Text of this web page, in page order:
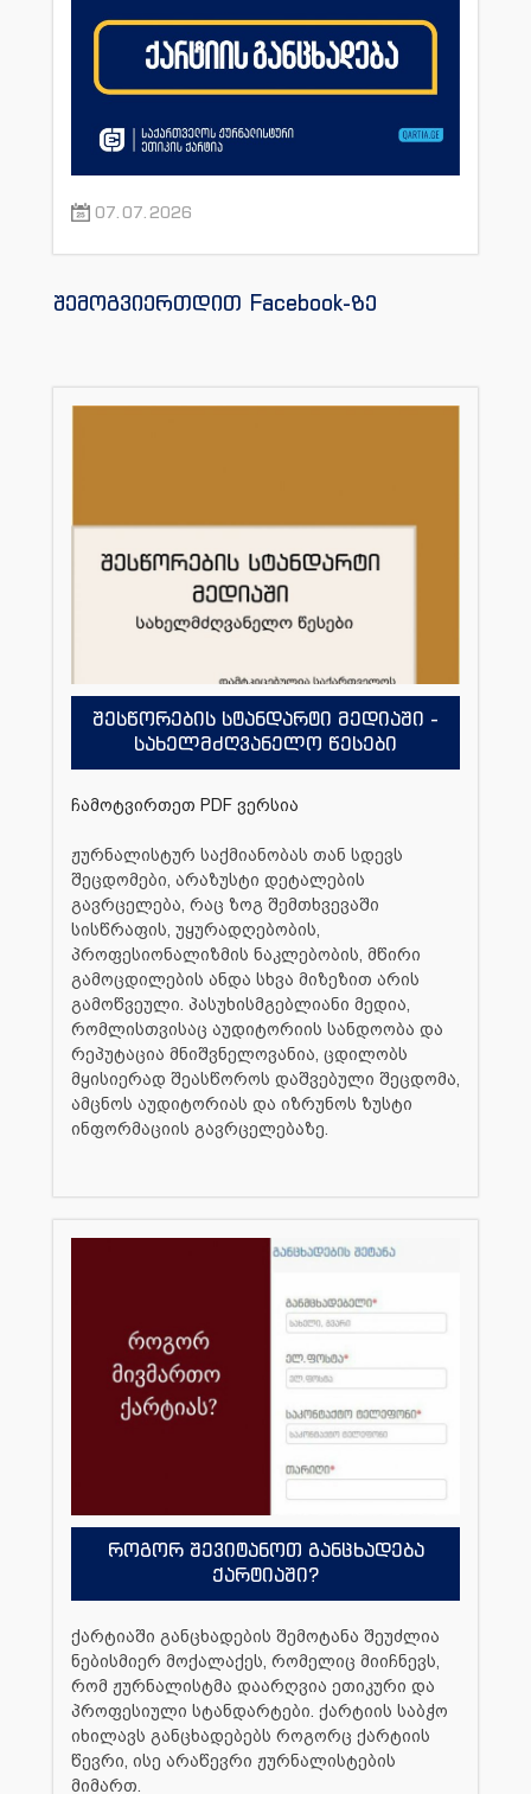
07.07.2026
შემოგვიერთდით Facebook-ზე
შესწორების სტანდარტი მედიაში -
სახელმძღვანელო წესები
ჩამოტვირთეთ PDF ვერსია
ჟურნალისტურ საქმიანობას თან სდევს
შეცდომები, არაზუსტი დეტალების
გავრცელება, რაც ზოგ შემთხვევაში
სისწრაფის, უყურადღებობის,
პროფესიონალიზმის ნაკლებობის, მწირი
გამოცდილების ანდა სხვა მიზეზით არის
გამოწვეული. პასუხისმგებლიანი მედია,
რომლისთვისაც აუდიტორიის სანდოობა და
რეპუტაცია მნიშვნელოვანია, ცდილობს
მყისიერად შეასწოროს დაშვებული შეცდომა,
ამცნოს აუდიტორიას და იზრუნოს ზუსტი
ინფორმაციის გავრცელებაზე.
როგორ შევიტანოთ განცხადება
ქარტიაში?
ქარტიაში განცხადების შემოტანა შეუძლია
ნებისმიერ მოქალაქეს, რომელიც მიიჩნევს,
რომ ჟურნალისტმა დაარღვია ეთიკური და
პროფესიული სტანდარტები. ქარტიის საბჭო
იხილავს განცხადებებს როგორც ქარტიის
წევრი, ისე არაწევრი ჟურნალისტების
მიმართ.